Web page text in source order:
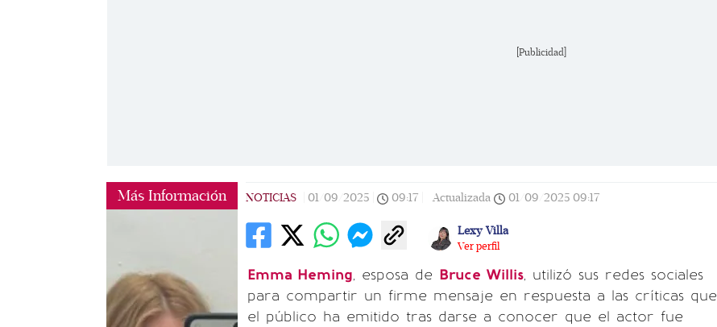
[Publicidad]
Más Información NOTICIAS 01/09/2025 09:17 Actualizada 01/09/2025 09:17
Lexy Villa
Ver perfil
Emma Heming, esposa de Bruce Willis, utilizó sus redes sociales
para compartir un firme mensaje en respuesta a las críticas que
el público ha emitido tras darse a conocer que el actor fue